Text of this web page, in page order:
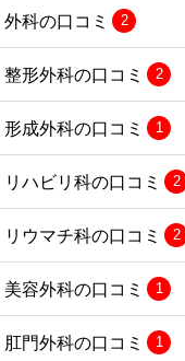
外科の口コミ 2
整形外科の口コミ 2
形成外科の口コミ 1
リハビリ科の口コミ 2
リウマチ科の口コミ 2
美容外科の口コミ 1
肛門外科の口コミ 1